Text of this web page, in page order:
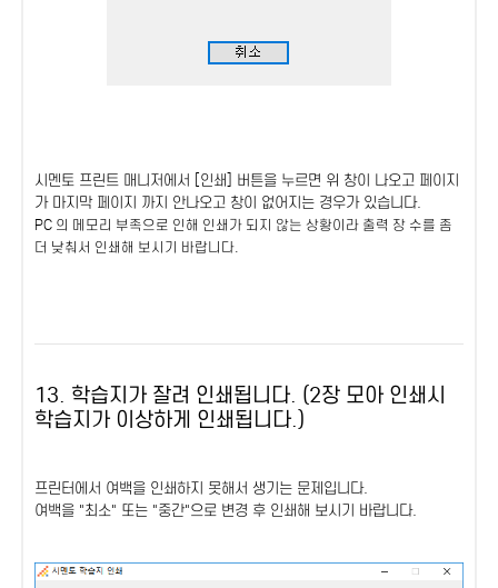
시멘토 프린트 매니저에서 [인쇄] 버튼을 누르면 위 창이 나오고 페이지
가 마지막 페이지 까지 안나오고 창이 없어지는 경우가 있습니다.
PC 의 메모리 부족으로 인해 인쇄가 되지 않는 상황이라 출력 장 수를 좀
더 낮춰서 인쇄해 보시기 바랍니다.
13. 학습지가 잘려 인쇄됩니다. (2장 모아 인쇄시
학습지가 이상하게 인쇄됩니다.)
프린터에서 여백을 인쇄하지 못해서 생기는 문제입니다.
여백을 "최소" 또는 "중간"으로 변경 후 인쇄해 보시기 바랍니다.